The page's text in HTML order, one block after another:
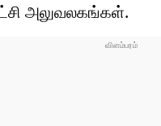
அலுவலகங்கள்.